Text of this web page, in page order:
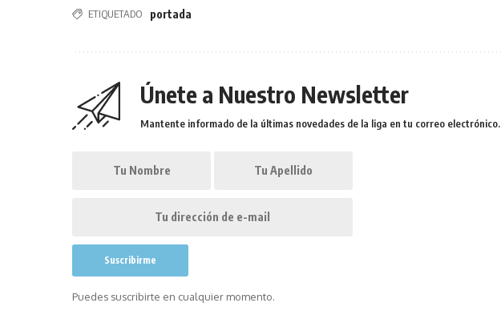
ETIQUETADO portada
Únete a Nuestro Newsletter
Mantente informado de la últimas novedades de la liga en tu correo electrónico.
Puedes suscribirte en cualquier momento.